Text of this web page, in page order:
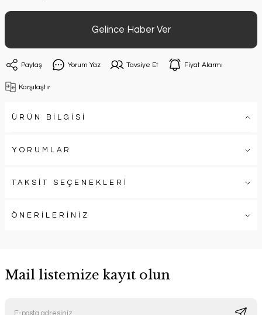
Gelince Haber Ver
Paylaş Yorum Yaz Tavsiye Et Fiyat Alarmı
Karşılaştır
ÜRÜN BİLGİSİ
YORUMLAR
TAKSİT SEÇENEKLERİ
ÖNERİLERİNİZ
Mail listemize kayıt olun